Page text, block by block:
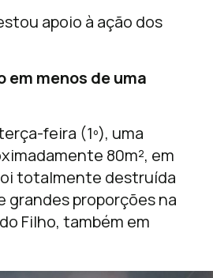
apoio à ação dos
menos de uma
feira (1º), uma
80m², em
totalmente destruída
grandes proporções na
Filho, também em